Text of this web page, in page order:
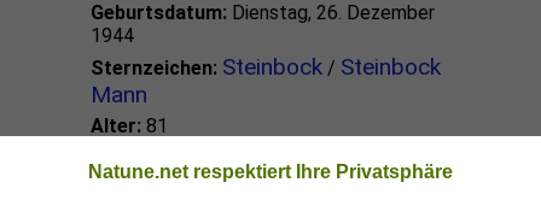
Geburtsdatum: Dienstag, 26. Dezember
1944
Sternzeichen: Steinbock/ Steinbock
Mann
Alter: 81
Steinbock Promis
Natune.net respektiert Ihre Privatsphäre